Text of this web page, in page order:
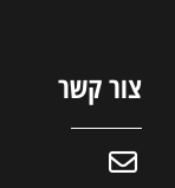
צור קשר